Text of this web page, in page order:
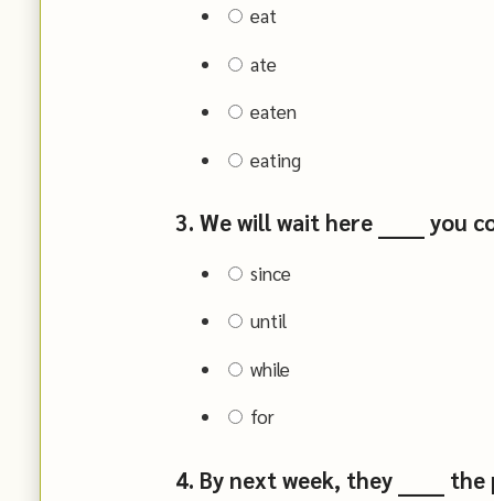
eat
ate
eaten
eating
3. We will wait here ______ you
since
until
while
for
4. By next week, they ______